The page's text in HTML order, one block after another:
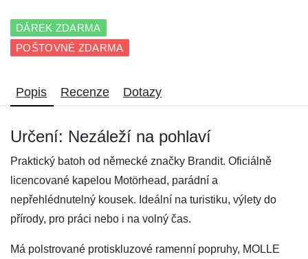
DÁREK ZDARMA
POŠTOVNÉ ZDARMA
Popis Recenze Dotazy
Určení: Nezáleží na pohlaví
Praktický batoh od německé značky Brandit. Oficiálně
licencované kapelou Motörhead, parádní a
nepřehlédnutelný kousek. Ideální na turistiku, výlety do
přírody, pro práci nebo i na volný čas.
Má polstrované protiskluzové ramenní popruhy, MOLLE